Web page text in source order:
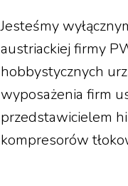
Jesteśmy
austriackiej firmy
hobbystycznych
wyposażenia firm
przedstawicielem
kompresorów